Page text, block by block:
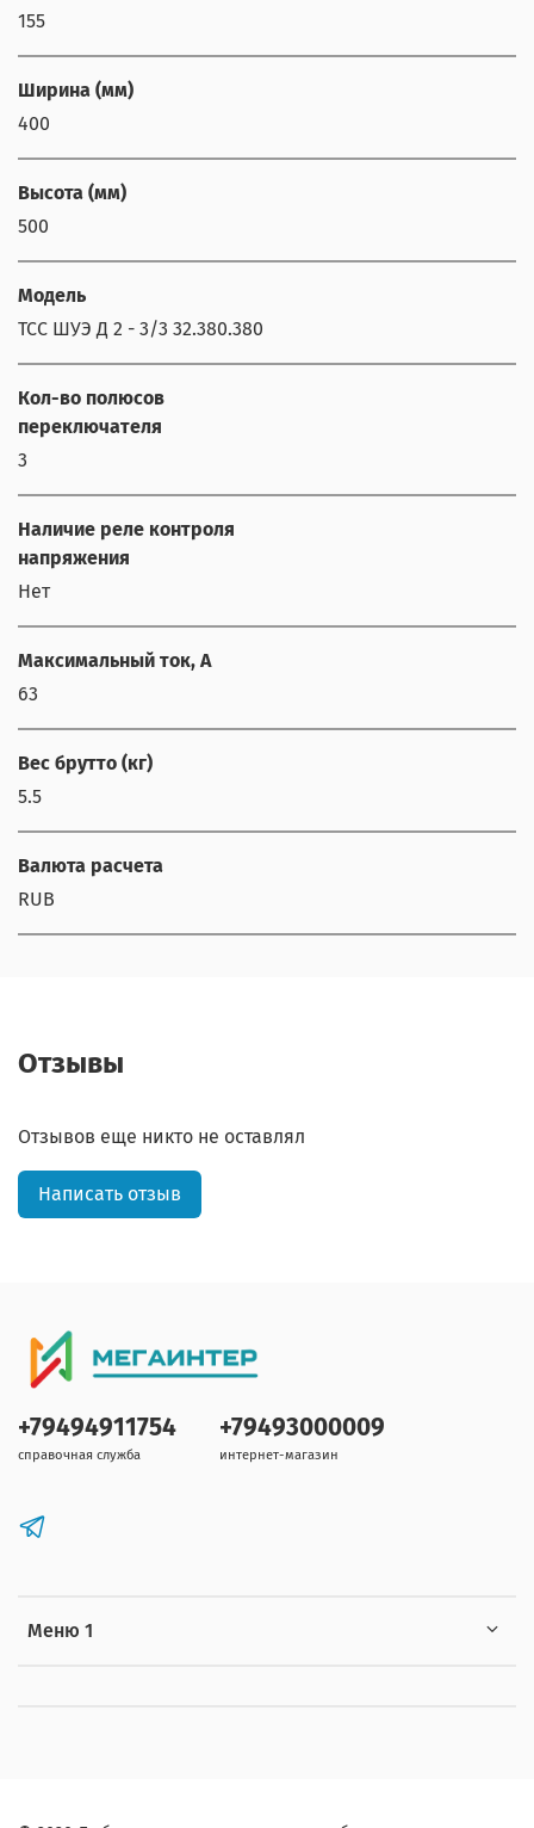
155
Ширина (мм)
400
Высота (мм)
500
Модель
ТСС ШУЭ Д 2 - 3/3 32.380.380
Кол-во полюсов
переключателя
3
Наличие реле контроля
напряжения
Нет
Максимальный ток, А
63
Вес брутто (кг)
5.5
Валюта расчета
RUB
Отзывы
Отзывов еще никто не оставлял
Написать отзыв
Меню 1
+79494911754
справочная служба
+79493000009
интернет-магазин